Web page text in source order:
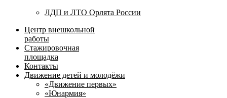
ЛДП и ЛТО Орлята России
Центр внешкольной
работы
Стажировочная
площадка
Контакты
Движение детей и молодёжи
«Движение первых»
«Юнармия»